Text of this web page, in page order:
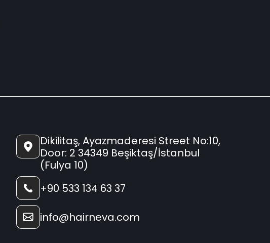
Dikilitaş, Ayazmaderesi Street No:10,
Door: 2 34349 Beşiktaş/İstanbul
(Fulya 10)
+90 533 134 63 37
info@hairneva.com